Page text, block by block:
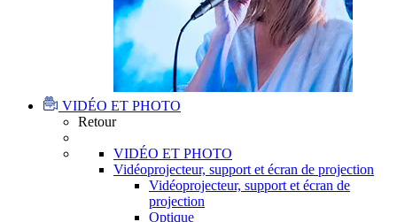
VIDÉO ET PHOTO
Retour
VIDÉO ET PHOTO
Vidéoprojecteur, support et écran de projection
Vidéoprojecteur, support et écran de
projection
Optique